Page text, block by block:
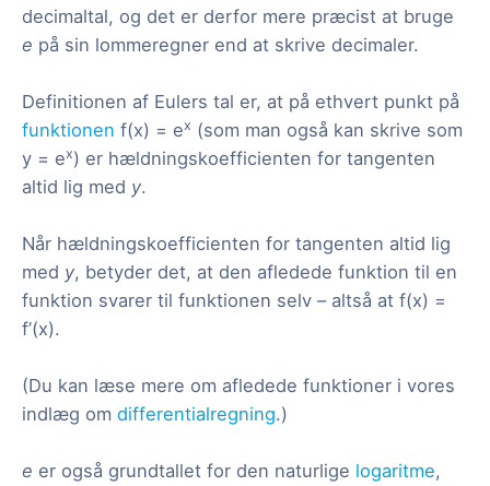
decimaltal, og det er derfor mere præcist at bruge
e på sin lommeregner end at skrive decimaler.
Definitionen af Eulers tal er, at på ethvert punkt på
funktionen f(x) = ex (som man også kan skrive som
y = ex) er hældningskoefficienten for tangenten
altid lig med y.
Når hældningskoefficienten for tangenten altid lig
med y, betyder det, at den afledede funktion til en
funktion svarer til funktionen selv – altså at f(x) =
f’(x).
(Du kan læse mere om afledede funktioner i vores
indlæg om differentialregning.)
e er også grundtallet for den naturlige logaritme,